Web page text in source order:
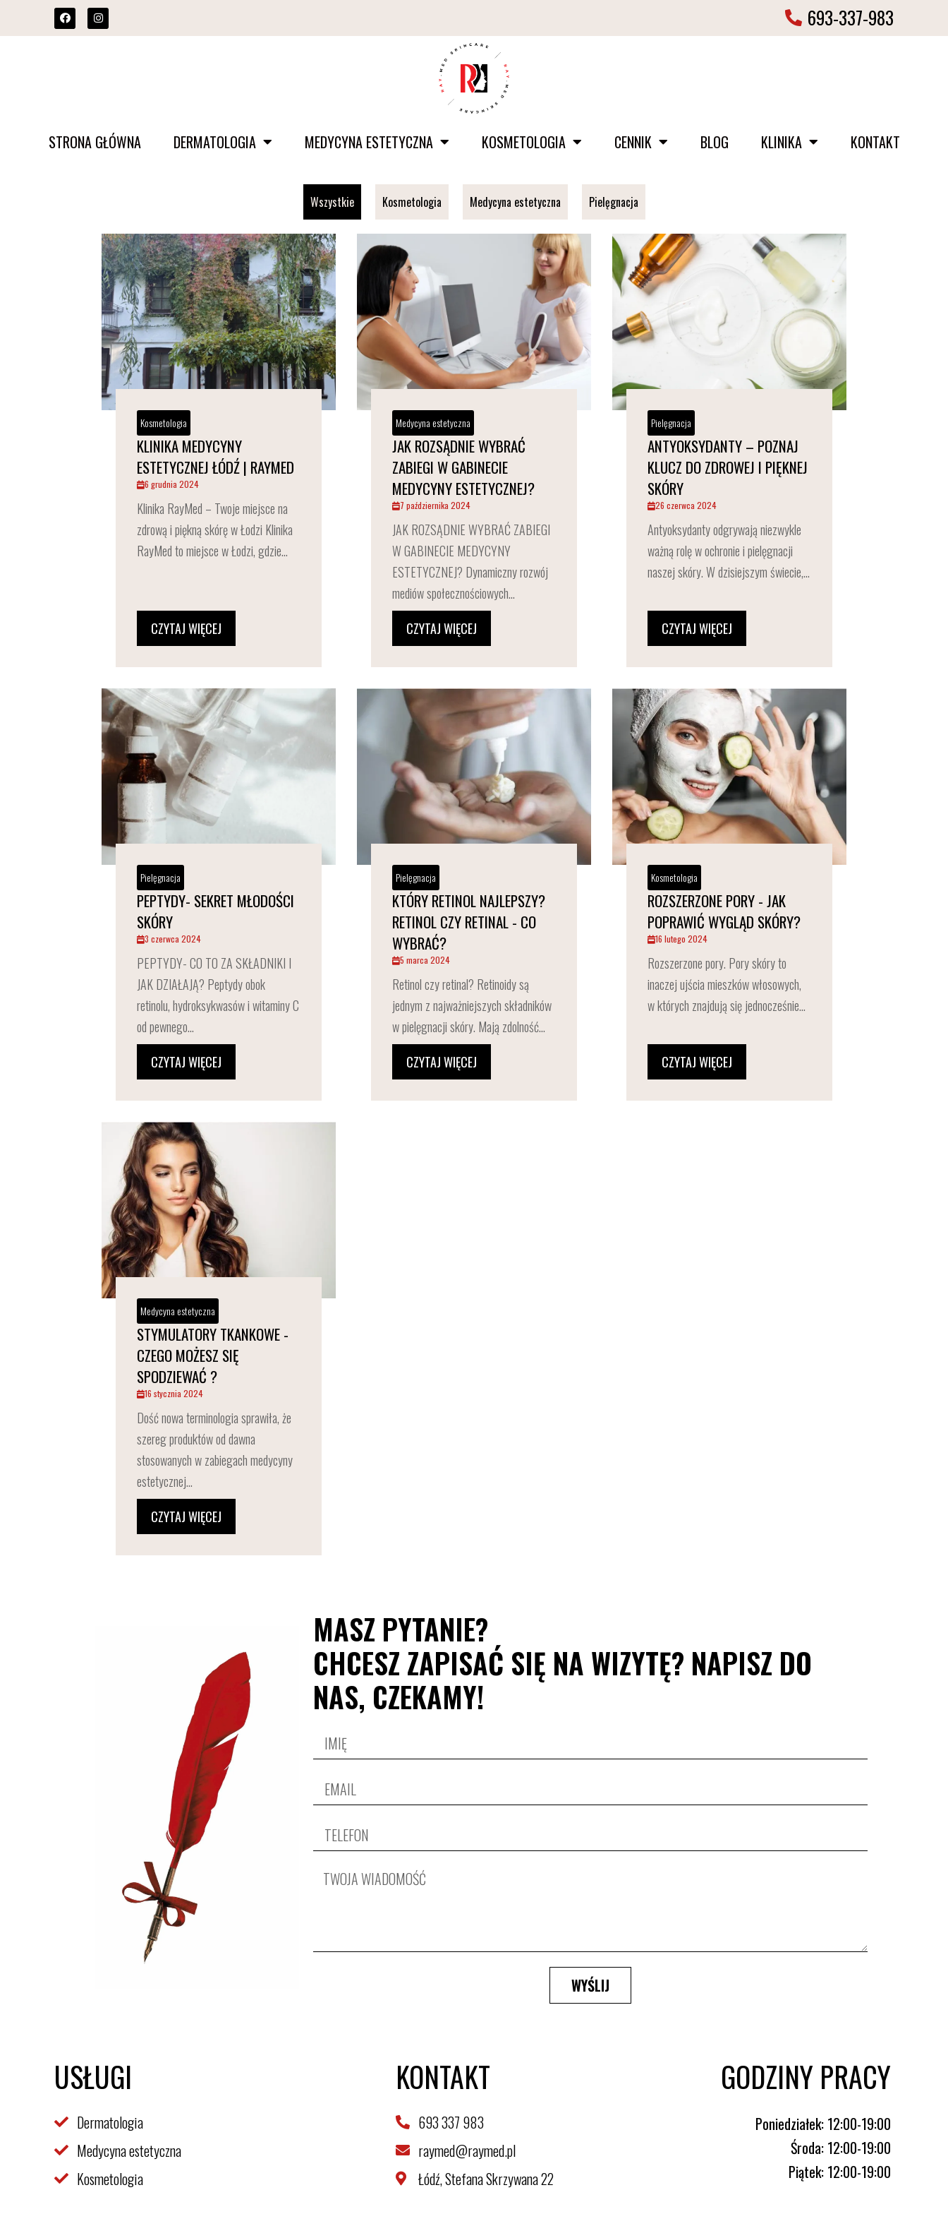
693-337-983
STRONA GŁÓWNA DERMATOLOGIA MEDYCYNA ESTETYCZNA KOSMETOLOGIA CENNIK BLOG KLINIKA KONTAKT
Wszystkie Kosmetologia Medycyna estetyczna Pielęgnacja
Kosmetologia
KLINIKA MEDYCYNY
ESTETYCZNEJ ŁÓDŹ | RAYMED
6 grudnia 2024
Klinika RayMed – Twoje miejsce na
zdrową i piękną skórę w Łodzi Klinika
RayMed to miejsce w Łodzi, gdzie...
CZYTAJ WIĘCEJ
Medycyna estetyczna
JAK ROZSĄDNIE WYBRAĆ
ZABIEGI W GABINECIE
MEDYCYNY ESTETYCZNEJ?
7 października 2024
JAK ROZSĄDNIE WYBRAĆ ZABIEGI
W GABINECIE MEDYCYNY
ESTETYCZNEJ? Dynamiczny rozwój
mediów społecznościowych...
CZYTAJ WIĘCEJ
Pielęgnacja
ANTYOKSYDANTY – POZNAJ
KLUCZ DO ZDROWEJ I PIĘKNEJ
SKÓRY
26 czerwca 2024
Antyoksydanty odgrywają niezwykle
ważną rolę w ochronie i pielęgnacji
naszej skóry. W dzisiejszym świecie,...
CZYTAJ WIĘCEJ
Pielęgnacja
PEPTYDY- SEKRET MŁODOŚCI
SKÓRY
3 czerwca 2024
PEPTYDY- CO TO ZA SKŁADNIKI I
JAK DZIAŁAJĄ? Peptydy obok
retinolu, hydroksykwasów i witaminy C
od pewnego...
CZYTAJ WIĘCEJ
Pielęgnacja
KTÓRY RETINOL NAJLEPSZY?
RETINOL CZY RETINAL - CO
WYBRAĆ?
5 marca 2024
Retinol czy retinal? Retinoidy są
jednym z najważniejszych składników
w pielęgnacji skóry. Mają zdolność...
CZYTAJ WIĘCEJ
Kosmetologia
ROZSZERZONE PORY - JAK
POPRAWIĆ WYGLĄD SKÓRY?
16 lutego 2024
Rozszerzone pory. Pory skóry to
inaczej ujścia mieszków włosowych,
w których znajdują się jednocześnie...
CZYTAJ WIĘCEJ
Medycyna estetyczna
STYMULATORY TKANKOWE -
CZEGO MOŻESZ SIĘ
SPODZIEWAĆ ?
16 stycznia 2024
Dość nowa terminologia sprawiła, że
szereg produktów od dawna
stosowanych w zabiegach medycyny
estetycznej...
CZYTAJ WIĘCEJ
MASZ PYTANIE?
CHCESZ ZAPISAĆ SIĘ NA WIZYTĘ? NAPISZ DO
NAS, CZEKAMY!
WYŚLIJ
USŁUGI
Dermatologia
Medycyna estetyczna
Kosmetologia
KONTAKT
693 337 983
raymed@raymed.pl
Łódź, Stefana Skrzywana 22
GODZINY PRACY
Poniedziałek: 12:00-19:00
Środa: 12:00-19:00
Piątek: 12:00-19:00